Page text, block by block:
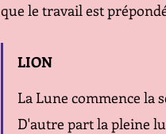
que le travail est
LION
La Lune commence la
D'autre part la pleine